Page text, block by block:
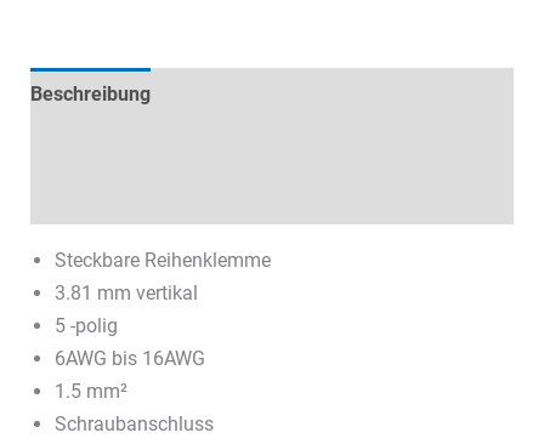
Beschreibung
Steckbare Reihenklemme
3.81 mm vertikal
5 -polig
6AWG bis 16AWG
1.5 mm²
Schraubanschluss